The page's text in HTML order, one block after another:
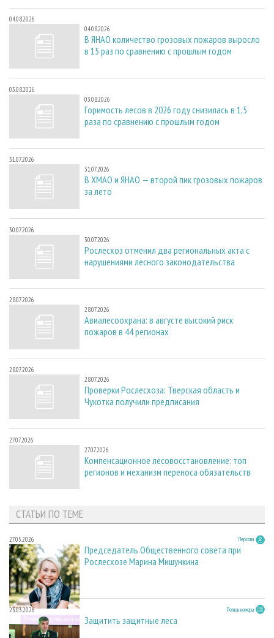
04.08.2026
04.08.2026
В ЯНАО количество грозовых пожаров выросло
в 15 раз по сравнению с прошлым годом
03.08.2026
03.08.2026
Горимость лесов в 2026 году снизилась в 1,5
раза по сравнению с прошлым годом
31.07.2026
31.07.2026
В ХМАО и ЯНАО — второй пик грозовых пожаров
за лето
30.07.2026
30.07.2026
Рослесхоз отменил два региональных акта с
нарушениями лесного законодательства
28.07.2026
28.07.2026
Авиалесоохрана: в августе высокий риск
пожаров в 44 регионах
28.07.2026
28.07.2026
Проверки Рослесхоза: Тверская область и
Чукотка получили предписания
27.07.2026
27.07.2026
Компенсационное лесовосстановление: топ
регионов и механизм переноса обязательств
СТАТЬИ ПО ТЕМЕ
27.05.2026 Персона
Председатель Общественного совета при
Рослесхозе Марина Мишункина
23.03.2026 Регион номера
Защитить защитные леса